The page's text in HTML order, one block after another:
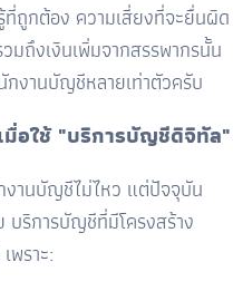
ถูกต้อง ความเสี่ยงที่จะยื่นผิด
ถึงเงินเพิ่มจากสรรพากรนั้น
กงานบัญชีหลายเท่าตัวครับ
มื่อใช้ "บริการบัญชีดิจิทัล"
งานบัญชีไม่ไหว แต่ปัจจุบัน
บริการบัญชีที่มีโครงสร้าง
เพราะ: